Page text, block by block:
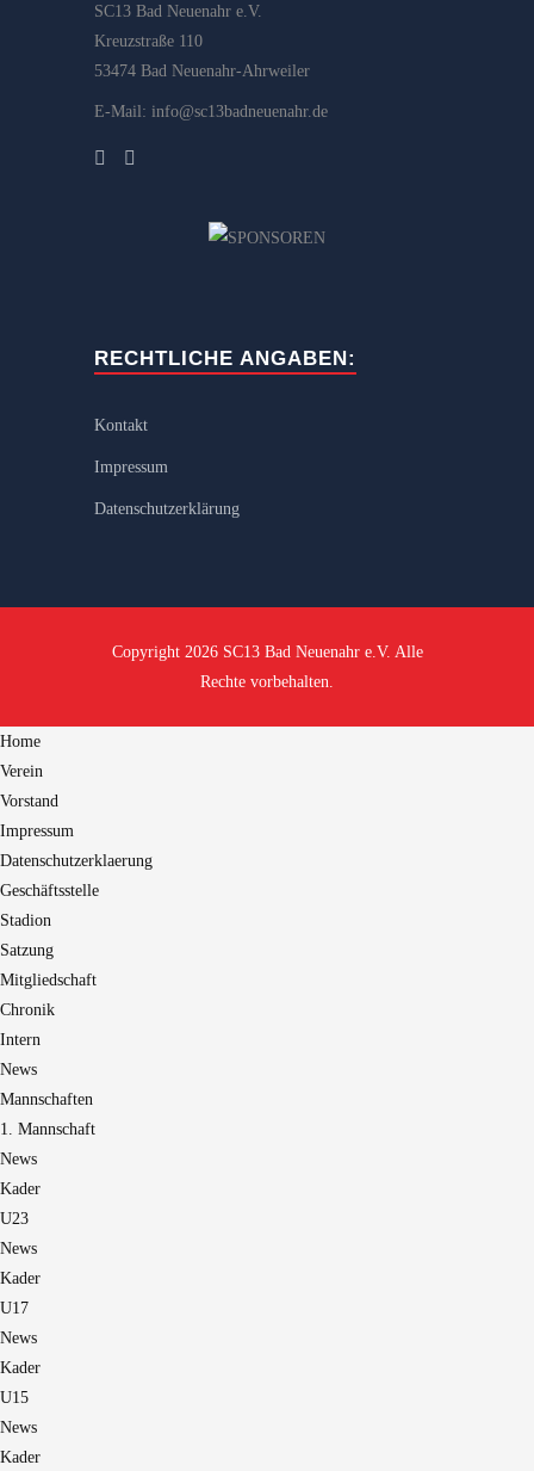
SC13 Bad Neuenahr e.V.
Kreuzstraße 110
53474 Bad Neuenahr-Ahrweiler
E-Mail: info@sc13badneuenahr.de
RECHTLICHE ANGABEN:
Kontakt
Impressum
Datenschutzerklärung
Copyright 2026 SC13 Bad Neuenahr e.V. Alle
Rechte vorbehalten.
Home
Verein
Vorstand
Impressum
Datenschutzerklaerung
Geschäftsstelle
Stadion
Satzung
Mitgliedschaft
Chronik
Intern
News
Mannschaften
1. Mannschaft
News
Kader
U23
News
Kader
U17
News
Kader
U15
News
Kader